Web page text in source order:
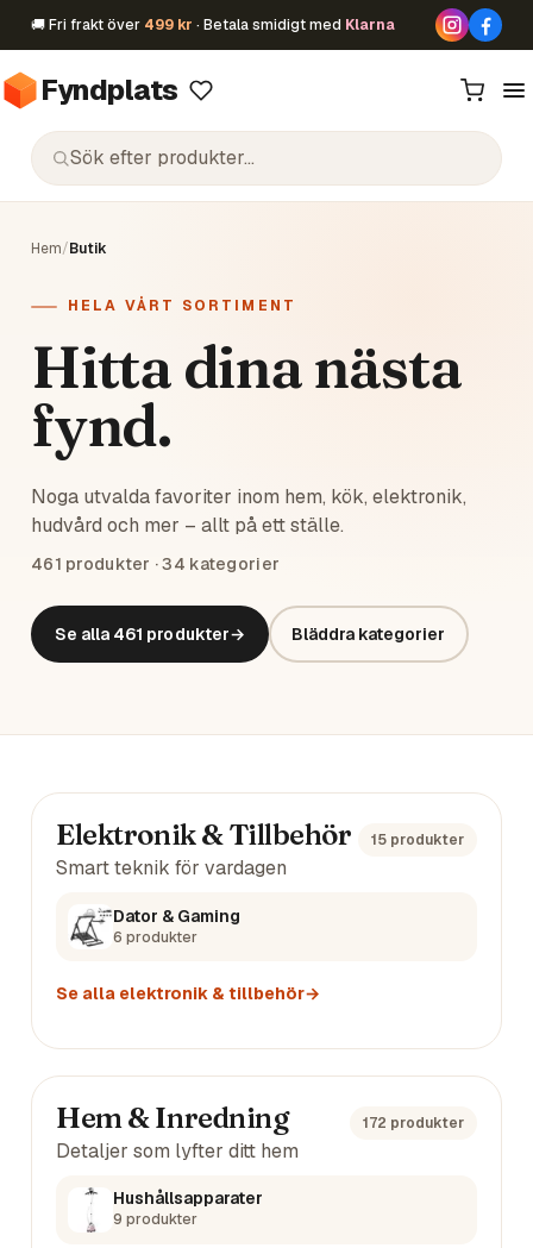
🚚 Fri frakt över 499 kr · Betala smidigt med Klarna
Fyndplats
Hem/Butik
HELA VÅRT SORTIMENT
Hitta dina nästa
fynd.
Noga utvalda favoriter inom hem, kök, elektronik,
hudvård och mer – allt på ett ställe.
461 produkter ·34 kategorier
Se alla 461 produkter→ Bläddra kategorier
Huvudkategorier
Elektronik & Tillbehör 15 produkter
Smart teknik för vardagen
Dator & Gaming
6 produkter
Se alla elektronik & tillbehör→
Hem & Inredning 172 produkter
Detaljer som lyfter ditt hem
Hushållsapparater
9 produkter